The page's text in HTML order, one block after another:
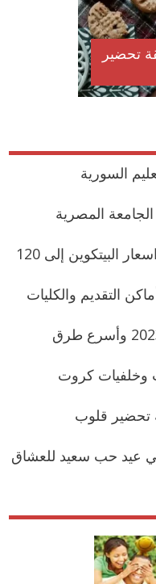
تحضير
السورية
المصرية
ستاندرد تشارترد: توقعات بارتفاع اسعار البيتكوين إلى 120
2023 مواعيد وأماكن التقديم والكليات
موعد ظهور نتيجة الثانوية العامة 2023 وأسرع طرق
بطاقات وخلفيات كروت
تحضير قلوب